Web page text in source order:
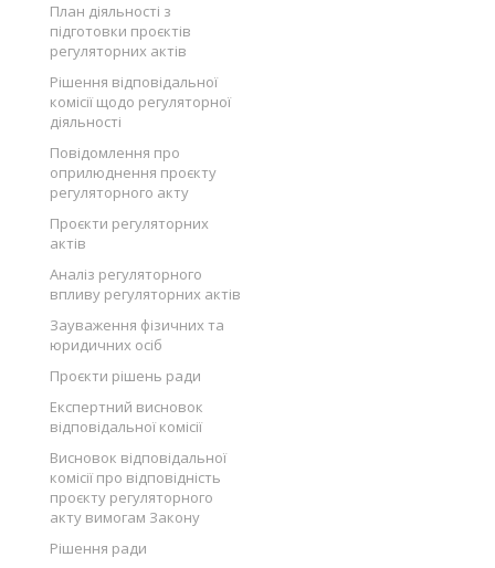
План діяльності з
підготовки проєктів
регуляторних актів
Рішення відповідальної
комісії щодо регуляторної
діяльності
Повідомлення про
оприлюднення проєкту
регуляторного акту
Проєкти регуляторних
актів
Аналіз регуляторного
впливу регуляторних актів
Зауваження фізичних та
юридичних осіб
Проєкти рішень ради
Експертний висновок
відповідальної комісії
Висновок відповідальної
комісії про відповідність
проєкту регуляторного
акту вимогам Закону
Рішення ради